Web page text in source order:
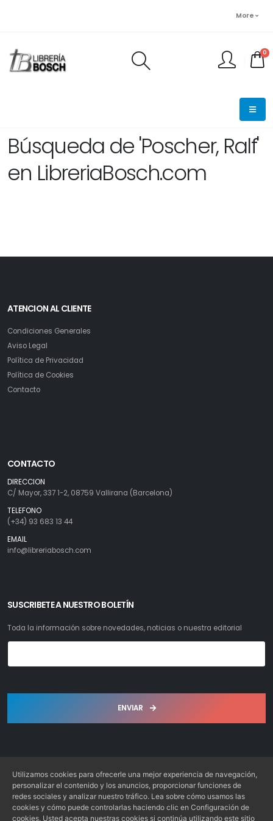
More
0
Búsqueda de 'Poscher, Ralf'
en LibreriaBosch.com
ATENCION AL CLIENTE
Condiciones Generales
Aviso Legal
Política de Privacidad
Política de Cookies
Contacto
CONTACTO
DIRECCION
C/ Mayor, 337 1-2, 08759 Vallirana (Barcelona)
TELEFONO
(+34) 93 683 13 44
EMAIL
info@libreriabosch.com
SUSCRIBETE A NUESTRO BOLETÍN
Toda la información sobre novedades, noticias o nuestra editorial
ENVIAR
Librería Bosch S.L. © 2022. Todos los derechos reservados
Desarrollo: Web4x4.es
Utilizamos cookies para ofrecerle una mejor experiencia de navegación,
personalizar el contenido y los anuncios, proporcionar funciones de
redes sociales y analizar nuestro tráfico. Lea sobre cómo usamos las
cookies y cómo puede controlarlas haciendo clic en Configuración de
cookies. Usted acepta nuestras cookies si continúa utilizando este sitio